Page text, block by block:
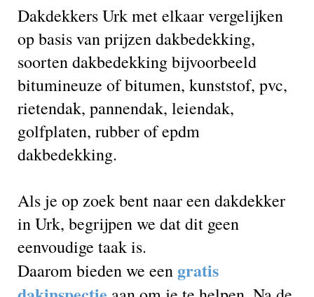
Dakdekkers Urk met elkaar vergelijken
op basis van prijzen dakbedekking,
soorten dakbedekking bijvoorbeeld
bitumineuze of bitumen, kunststof, pvc,
rietendak, pannendak, leiendak,
golfplaten, rubber of epdm
dakbedekking.
Als je op zoek bent naar een dakdekker
in Urk, begrijpen we dat dit geen
eenvoudige taak is.
Daarom bieden we een gratis